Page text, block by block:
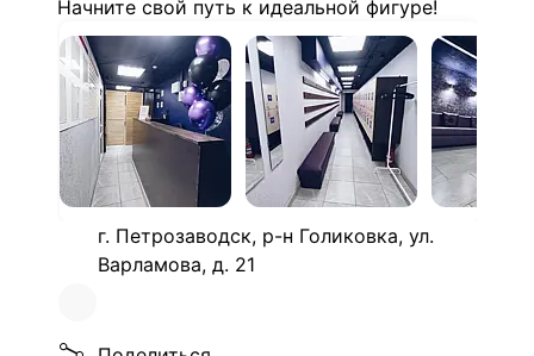
Начните свой путь к идеальной фигуре!
г. Петрозаводск, р-н Голиковка, ул.
Варламова, д. 21